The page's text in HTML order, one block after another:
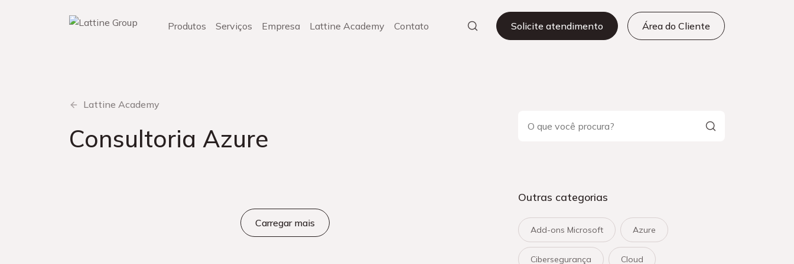
Produtos Serviços Empresa Lattine Academy Contato Solicite atendimento Área do Cliente
Lattine Academy
Consultoria Azure
Carregar mais
Outras categorias
Add-ons Microsoft Azure
Cibersegurança Cloud